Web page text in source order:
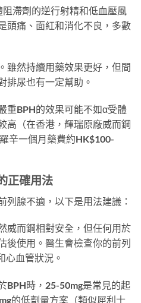
滯劑的逆行射精和低血壓風
頭痛、面紅和消化不良，多數
雖然持續用藥效果更好，但間
排尿也有一定幫助。
重BPH的效果可能不如α受體
高（在香港，輝瑞原廠威而鋼
辛一個月藥費約HK$100-
正確用法
列腺不適，以下是用法建議：
威而鋼相對安全，但任何用於
後使用。醫生會檢查你的前列
心血管狀況。
BPH時，25-50mg是常見的起
的低劑量方案（類似犀利士